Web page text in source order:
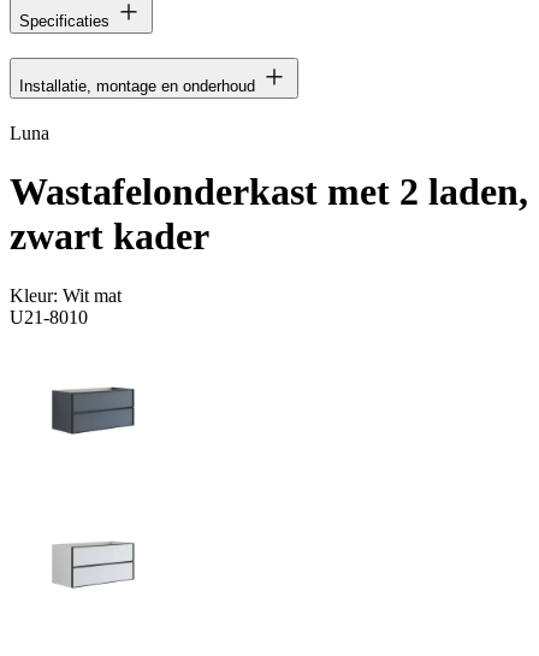
Specificaties
Installatie, montage en onderhoud
Luna
Wastafelonderkast met 2 laden,
zwart kader
Kleur: Wit mat
U21-8010